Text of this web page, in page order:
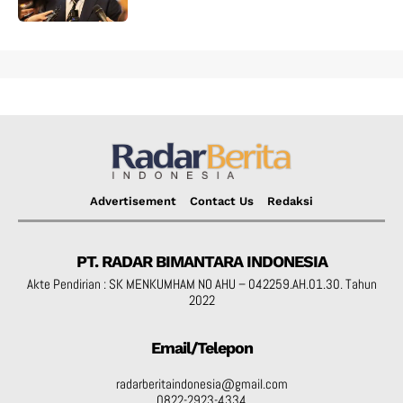
Advertisement Contact Us Redaksi
PT. RADAR BIMANTARA INDONESIA
Akte Pendirian : SK MENKUMHAM NO AHU – 042259.AH.01.30. Tahun
2022
Email/Telepon
radarberitaindonesia@gmail.com